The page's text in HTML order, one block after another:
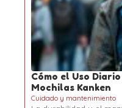
Cómo el Uso
Mochilas Kanken
Cuidado y mantenimiento